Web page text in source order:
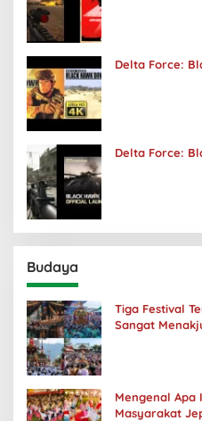
Delta Force:
Delta Force:
Budaya
Tiga Festival
Sangat
Mengenal Apa
Masyarakat